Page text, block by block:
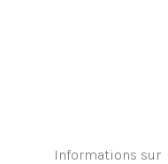
Informations sur